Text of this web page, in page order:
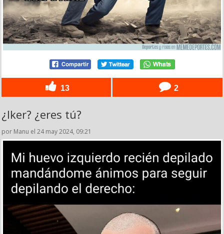
13 2
¿Iker? ¿eres tú?
por Manu el 24 may 2024, 09:21